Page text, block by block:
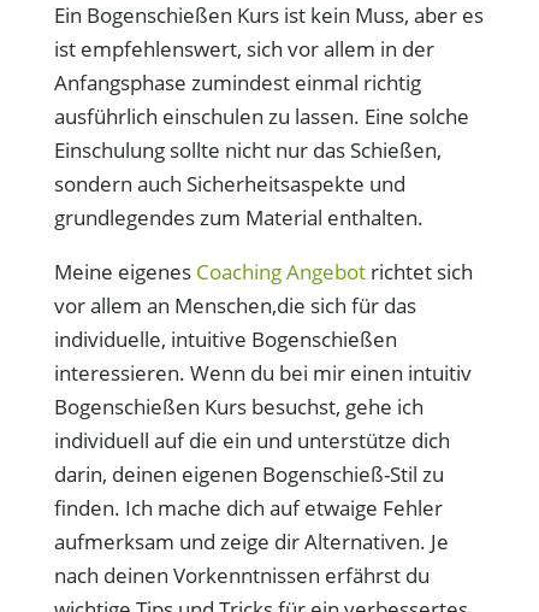
Ein Bogenschießen Kurs ist kein Muss, aber es
ist empfehlenswert, sich vor allem in der
Anfangsphase zumindest einmal richtig
ausführlich einschulen zu lassen. Eine solche
Einschulung sollte nicht nur das Schießen,
sondern auch Sicherheitsaspekte und
grundlegendes zum Material enthalten.
Meine eigenes Coaching Angebotrichtet sich
vor allem an Menschen,die sich für das
individuelle, intuitive Bogenschießen
interessieren. Wenn du bei mir einen intuitiv
Bogenschießen Kurs besuchst, gehe ich
individuell auf die ein und unterstütze dich
darin, deinen eigenen Bogenschieß-Stil zu
finden. Ich mache dich auf etwaige Fehler
aufmerksam und zeige dir Alternativen. Je
nach deinen Vorkenntnissen erfährst du